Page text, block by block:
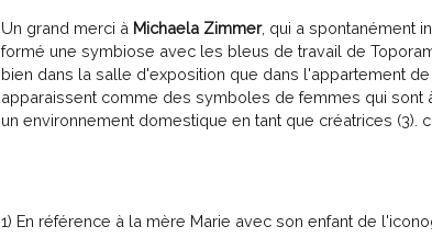
Un grand merci à Michaela Zimmer, qui a spontanément
formé une symbiose avec les bleus de travail de
bien dans la salle d'exposition que dans l'appartement
apparaissent comme des symboles de femmes qui
un environnement domestique en tant que créatrices (3).
1) En référence à la mère Marie avec son enfant de